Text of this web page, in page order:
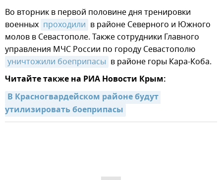
Во вторник в первой половине дня тренировки
военных проходили в районе Северного и Южного
молов в Севастополе. Также сотрудники Главного
управления МЧС России по городу Севастополю
уничтожили боеприпасы в районе горы Кара-Коба.
Читайте также на РИА Новости Крым:
В Красногвардейском районе будут
утилизировать боеприпасы